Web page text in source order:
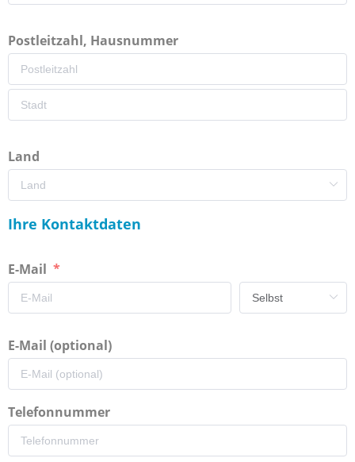
Postleitzahl, Hausnummer
Land
Ihre Kontaktdaten
E-Mail
E-Mail (optional)
Telefonnummer